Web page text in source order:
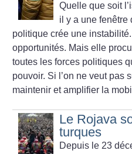
Quelle que soit
il y a une fenêtre
politique crée une
opportunités. Mais elle
toutes les forces politiques
pouvoir. Si l’on ne veut pas
maintenir et amplifier la
Le Rojava
turques
Depuis le 23